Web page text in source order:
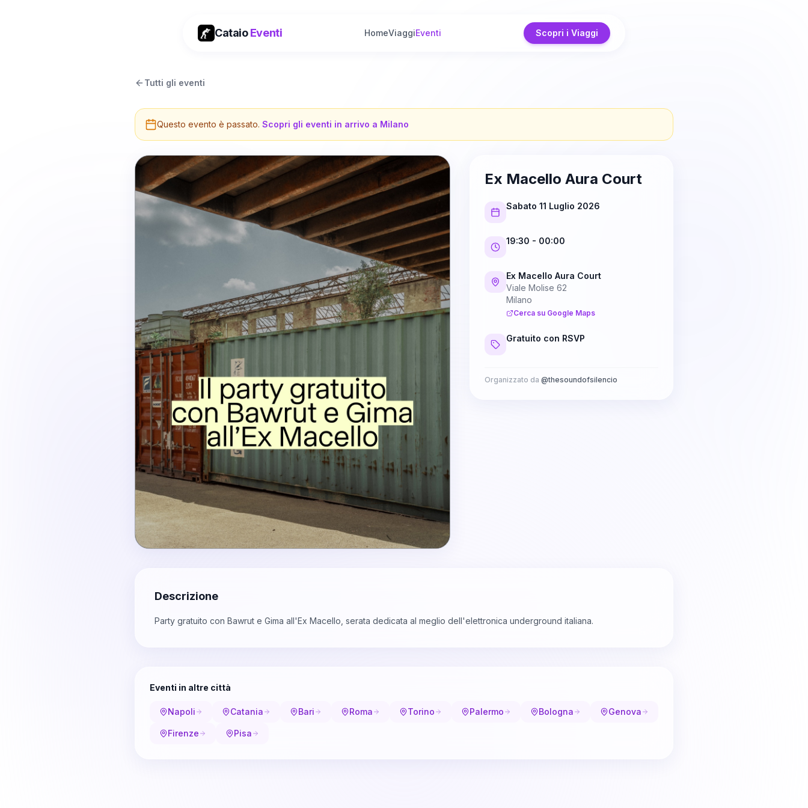
CataioEventi HomeViaggiEventi Scopri i Viaggi
Tutti gli eventi
Questo evento è passato. Scopri gli eventi in arrivo a Milano
Ex Macello Aura Court
Sabato 11 Luglio 2026
19:30 - 00:00
Ex Macello Aura Court
Viale Molise 62
Milano
Cerca su Google Maps
Gratuito con RSVP
Organizzato da @thesoundofsilencio
Descrizione
Party gratuito con Bawrut e Gima all'Ex Macello, serata dedicata al meglio dell'elettronica underground italiana.
Eventi in altre città
Napoli Catania Bari Roma Torino Palermo Bologna Genova
Firenze Pisa